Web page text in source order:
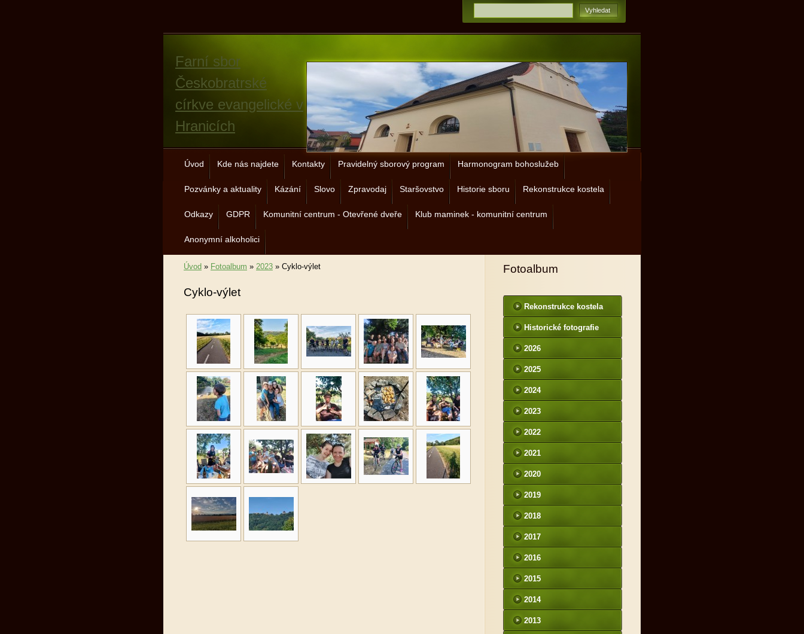
Farní sbor
Českobratrské
církve evangelické v
Hranicích
Úvod Kde nás najdete Kontakty Pravidelný sborový program Harmonogram bohoslužeb
Pozvánky a aktuality Kázání Slovo Zpravodaj Staršovstvo Historie sboru Rekonstrukce kostela
Odkazy GDPR Komunitní centrum - Otevřené dveře Klub maminek - komunitní centrum
Anonymní alkoholici
Úvod » Fotoalbum » 2023 » Cyklo-výlet
Cyklo-výlet
Fotoalbum
Rekonstrukce kostela
Historické fotografie
2026
2025
2024
2023
2022
2021
2020
2019
2018
2017
2016
2015
2014
2013